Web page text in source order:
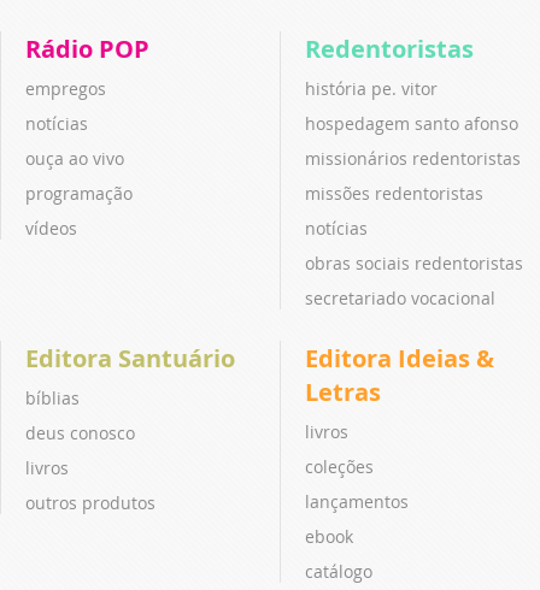
Rádio POP
empregos
notícias
ouça ao vivo
programação
vídeos
Redentoristas
história pe. vitor
hospedagem santo afonso
missionários redentoristas
missões redentoristas
notícias
obras sociais redentoristas
secretariado vocacional
Editora Santuário
bíblias
deus conosco
livros
outros produtos
Editora Ideias &
Letras
livros
coleções
lançamentos
ebook
catálogo